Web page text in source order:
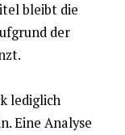
bleibt die
der
lediglich
Eine Analyse